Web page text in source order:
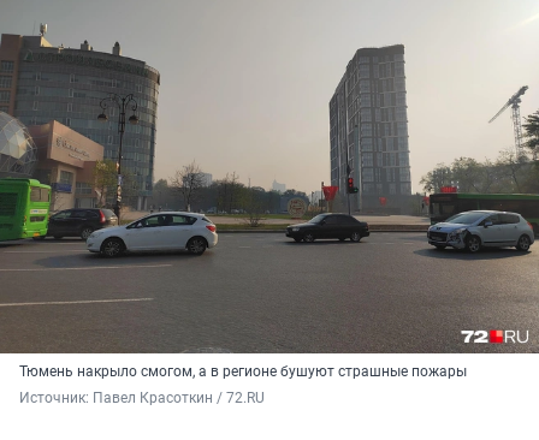
Тюмень накрыло смогом, а в регионе бушуют страшные пожары
Источник: Павел Красоткин / 72.RU